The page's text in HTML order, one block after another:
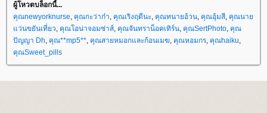
ผู้โหวตบล็อกนี้...
คุณnewyorknurse, คุณกะว่าก๋า, คุณเริงฤดีนะ, คุณทนายอ้วน, คุณอุ้มสี, คุณนา
ว่นขยันเที่ยว, คุณโอน่าจอมซ่าส์, คุณจันทราน็อคเทิร์น, คุณSertPhoto, คุณ
ปัญญา Dh, คุณ**mp5**, คุณสายหมอกและก้อนเมฆ, คุณหอมกร, คุณhaiku,
คุณSweet_pills